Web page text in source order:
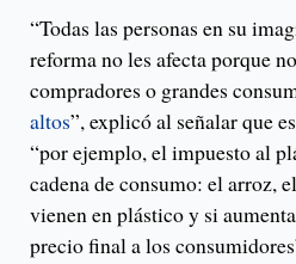
“Todas las personas en su
reforma no les afecta porque
compradores o grandes
altos”, explicó al señalar que
“por ejemplo, el impuesto al
cadena de consumo: el arroz,
vienen en plástico y si
precio final a los